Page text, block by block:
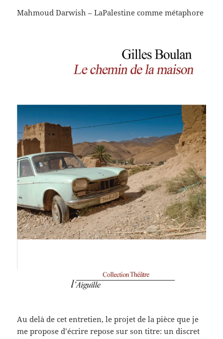
Mahmoud Darwish – LaPalestine comme métaphore
Au delà de cet entretien, le projet de la pièce que je
me propose d’écrire repose sur son titre: un discret